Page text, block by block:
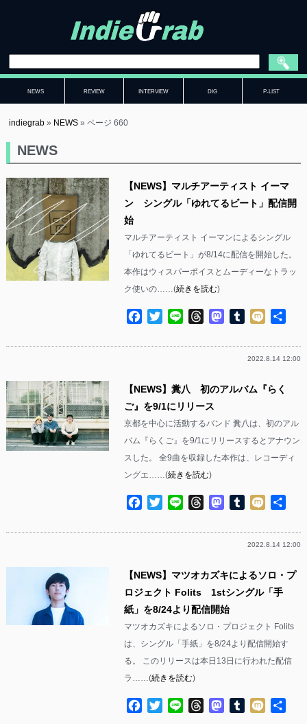
NEWS REVIEW INTERVIEW DIG P-LIST
indiegrab » NEWS »ページ 660
NEWS
【NEWS】マルチアーティスト イーマ
ン シングル「ゆれてるビート」配信開
始
マルチアーティスト イーマンによるシングル
「ゆれてるビート」が8/14に配信を開始した。
本作はウィスパーボイスとムーディーなトラッ
ク使いの……(続きを読む)
Facebook
TwitterLine ThreadsMastodon
Tumblr
Mixi
2022.8.14 12:00
【NEWS】糞八 初のアルバム『らく
ご』を9/1にリリース
京都を中心に活動するバンド 糞八は、初のアル
バム『らくご』を9/1にリリースするとアナウン
スした。 全9曲を収録した本作は、レコーディ
ングエ……(続きを読む)
Facebook
TwitterLine ThreadsMastodon
Tumblr
Mixi
2022.8.14 12:00
【NEWS】マツオカズキによるソロ・プ
ロジェクト Folits 1stシングル「手
紙」を8/24より配信開始
マツオカズキによるソロ・プロジェクト Folits
は、シングル「手紙」を8/24より配信開始す
る。 このリリースは本日13日に行われた配信
ラ……(続きを読む)
Facebook
TwitterLine ThreadsMastodon
Tumblr
Mixi